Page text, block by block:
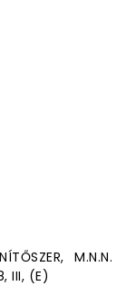
M.N.N.
III, (E)